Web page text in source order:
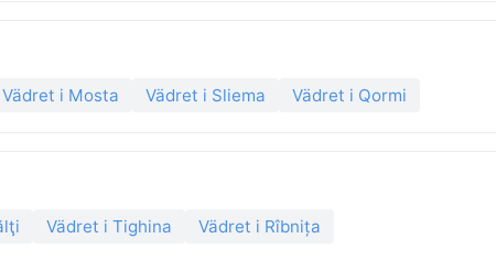
Vädret i Mosta Vädret i Sliema Vädret i Qormi
Vädret i Tighina Vädret i Rîbnița